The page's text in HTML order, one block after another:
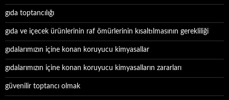
gıda toptancılığı
gıda ve içecek ürünlerinin raf ömürlerinin kısaltılmasının gerekliliği
gıdalarımızın içine konan koruyucu kimyasallar
gıdalarımızın içine konan koruyucu kimyasalların zararları
güvenilir toptancı olmak